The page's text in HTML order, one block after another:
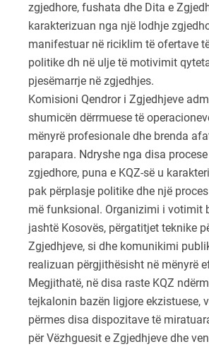
zgjedhore, fushata dhe Dita e
karakterizuan nga një lodhje
manifestuar në riciklim të ofertave
politike dh në ulje të motivimit
pjesëmarrje në zgjedhjes.
Komisioni Qendror i Zgjedhjeve
shumicën dërrmuese të
mënyrë profesionale dhe brenda
parapara. Ndryshe nga disa
zgjedhore, puna e KQZ-së u
pak përplasje politike dhe një
më funksional. Organizimi i votimit
jashtë Kosovës, përgatitjet teknike
Zgjedhjeve, si dhe komunikimi
realizuan përgjithësisht në mënyrë
Megjithatë, në disa raste KQZ
tejkalonin bazën ligjore ekzistuese,
përmes disa dispozitave të
për Vëzhguesit e Zgjedhjeve dhe